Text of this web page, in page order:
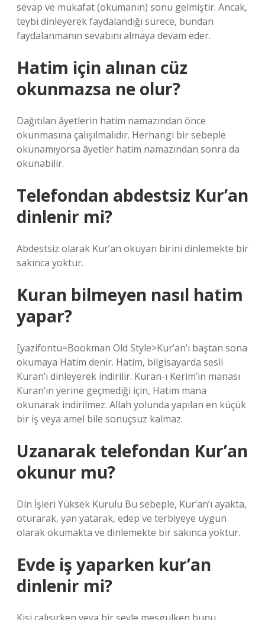
sevap ve mükafat (okumanın) sonu gelmiştir. Ancak,
teybi dinleyerek faydalandığı sürece, bundan
faydalanmanın sevabını almaya devam eder.
Hatim için alınan cüz
okunmazsa ne olur?
Dağıtılan âyetlerin hatim namazından önce
okunmasına çalışılmalıdır. Herhangi bir sebeple
okunamıyorsa âyetler hatim namazından sonra da
okunabilir.
Telefondan abdestsiz Kur’an
dinlenir mi?
Abdestsiz olarak Kur’an okuyan birini dinlemekte bir
sakınca yoktur.
Kuran bilmeyen nasıl hatim
yapar?
[yazifontu=Bookman Old Style>Kur’an’ı baştan sona
okumaya Hatim denir. Hatim, bilgisayarda sesli
Kuran’ı dinleyerek indirilir. Kuran-ı Kerim’in manası
Kuran’ın yerine geçmediği için, Hatim mana
okunarak indirilmez. Allah yolunda yapılan en küçük
bir iş veya amel bile sonuçsuz kalmaz.
Uzanarak telefondan Kur’an
okunur mu?
Din İşleri Yüksek Kurulu Bu sebeple, Kur’an’ı ayakta,
oturarak, yan yatarak, edep ve terbiyeye uygun
olarak okumakta ve dinlemekte bir sakınca yoktur.
Evde iş yaparken kur’an
dinlenir mi?